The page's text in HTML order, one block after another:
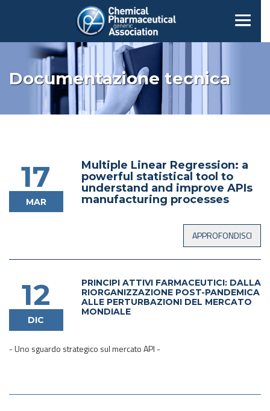
Documentazione tecnica
17
MAR
Multiple Linear Regression: a
powerful statistical tool to
understand and improve APIs
manufacturing processes
12
DIC
PRINCIPI ATTIVI FARMACEUTICI: DALLA
RIORGANIZZAZIONE POST-PANDEMICA
ALLE PERTURBAZIONI DEL MERCATO
MONDIALE
- Uno sguardo strategico sul mercato API -